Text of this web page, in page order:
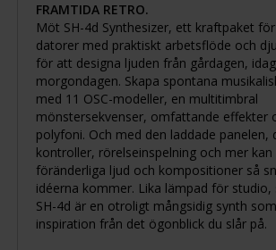
FRAMTIDA RETRO.
Möt SH-4d Synthesizer, ett kraftpaket
datorer med praktiskt arbetsflöde och
för att designa ljuden från gårdagen,
morgondagen. Skapa spontana
med 11 OSC-modeller, en multitimbral
mönstersekvenser, omfattande effekter
polyfoni. Och med den laddade panelen,
kontroller, rörelseinspelning och mer kan
föränderliga ljud och kompositioner så
idéerna kommer. Lika lämpad för studio,
SH-4d är en otroligt mångsidig synth
inspiration från det ögonblick du slår på.